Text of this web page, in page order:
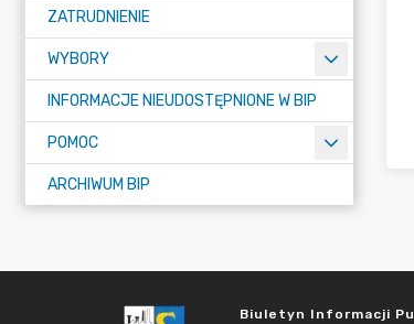
ZATRUDNIENIE
WYBORY
INFORMACJE NIEUDOSTĘPNIONE W BIP
POMOC
ARCHIWUM BIP
Biuletyn Informacji